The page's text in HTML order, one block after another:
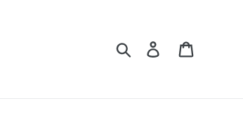
RechercherSe connecter